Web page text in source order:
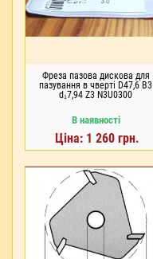
Фреза пазова дискова для
пазування в чверті D47,6 В3
d₁7,94 Z3 N3U0300
В наявності
Ціна: 1 260 грн.